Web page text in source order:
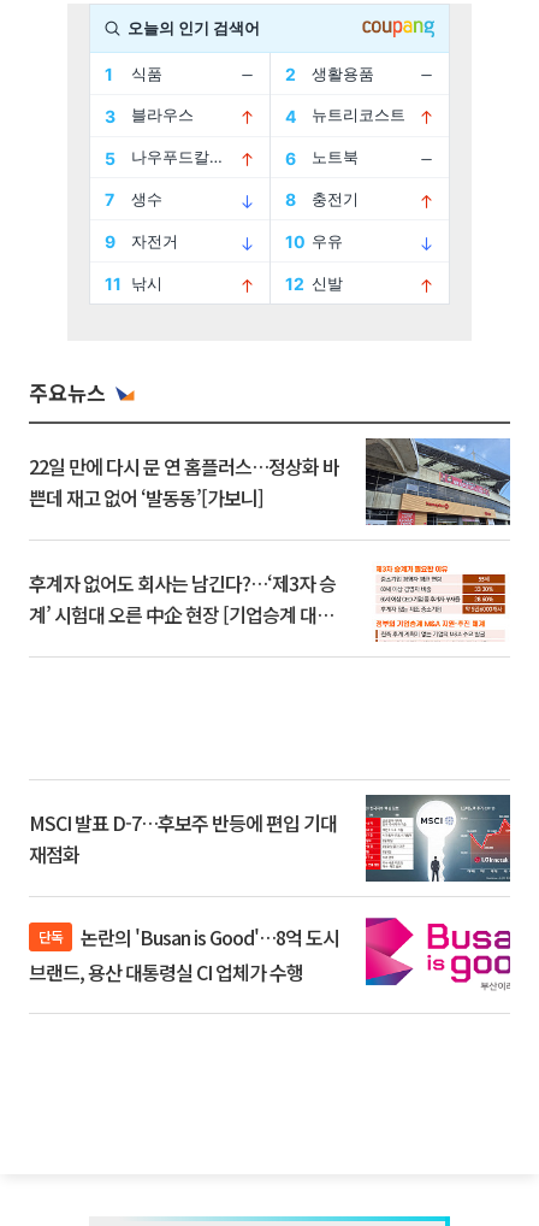
주요뉴스
22일 만에 다시 문 연 홈플러스…정상화 바
쁜데 재고 없어 ‘발동동’[가보니]
후계자 없어도 회사는 남긴다?…‘제3자 승
계’ 시험대 오른 中企 현장 [기업승계 대전
MSCI 발표 D-7…후보주 반등에 편입 기대
재점화
단독
브랜드, 용산 대통령실 CI 업체가 수행